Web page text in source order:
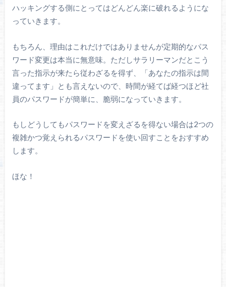
ハッキングする側にとってはどんどん楽に破れるようにな
っていきます。
もちろん、理由はこれだけではありませんが定期的なパス
ワード変更は本当に無意味。ただしサラリーマンだとこう
言った指示が来たら従わざるを得ず、「あなたの指示は間
違ってます」とも言えないので、時間が経てば経つほど社
員のパスワードが簡単に、脆弱になっていきます。
もしどうしてもパスワードを変えざるを得ない場合は2つの
複雑かつ覚えられるパスワードを使い回すことをおすすめ
します。
ほな！